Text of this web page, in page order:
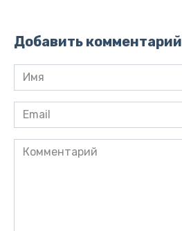
Добавить комментарий
Имя
*
Email
*
Комментарий